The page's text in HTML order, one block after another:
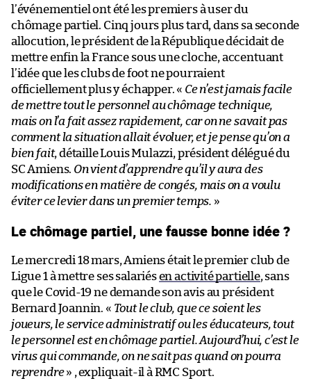
l’événementiel ont été les premiers à user du
chômage partiel. Cinq jours plus tard, dans sa seconde
allocution, le président de la République décidait de
mettre enfin la France sous une cloche, accentuant
l’idée que les clubs de foot ne pourraient
officiellement plus y échapper. « Ce n’est jamais facile
de mettre tout le personnel au chômage technique,
mais on l’a fait assez rapidement, car on ne savait pas
comment la situation allait évoluer, et je pense qu’on a
bien fait, détaille Louis Mulazzi, président délégué du
SC Amiens. On vient d’apprendre qu’il y aura des
modifications en matière de congés, mais on a voulu
éviter ce levier dans un premier temps. »
Le chômage partiel, une fausse bonne idée ?
Le mercredi 18 mars, Amiens était le premier club de
Ligue 1 à mettre ses salariésen activité partielle, sans
que le Covid-19 ne demande son avis au président
Bernard Joannin. « Tout le club, que ce soient les
joueurs, le service administratif ou les éducateurs, tout
le personnel est en chômage partiel. Aujourd’hui, c’est le
virus qui commande, on ne sait pas quand on pourra
reprendre» , expliquait-il à RMC Sport.